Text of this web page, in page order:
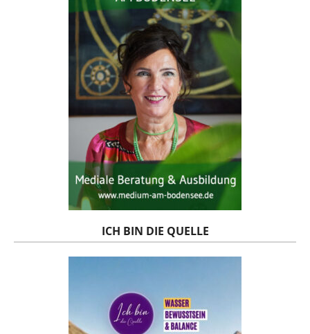
ICH BIN DIE QUELLE